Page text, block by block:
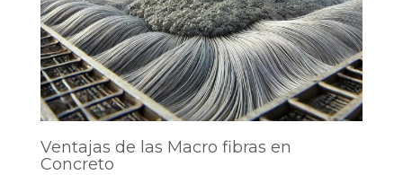
Ventajas de las Macro fibras en
Concreto